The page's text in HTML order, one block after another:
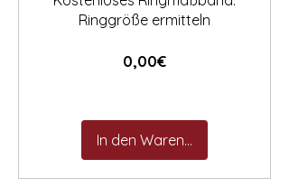
Ringgröße ermitteln
0,00€Preis
In den Warenkorb